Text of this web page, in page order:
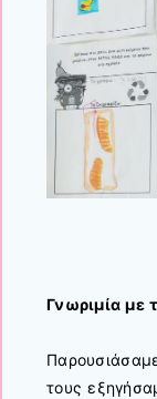
Γνωριμία με
τους